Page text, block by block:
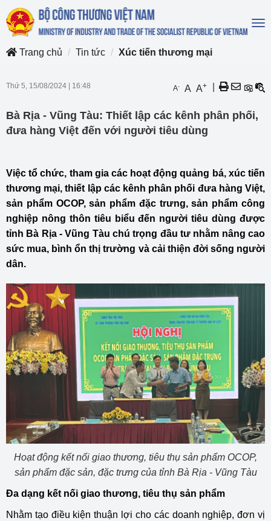
Trang chủ
Tin tức Xúc tiến thương mại
Thứ 5, 15/08/2024 16:48 A- A A+
Bà Rịa - Vũng Tàu: Thiết lập các kênh phân phối,
đưa hàng Việt đến với người tiêu dùng
Việc tổ chức, tham gia các hoạt động quảng bá, xúc tiến
thương mại, thiết lập các kênh phân phối đưa hàng Việt,
sản phẩm OCOP, sản phẩm đặc trưng, sản phẩm công
nghiệp nông thôn tiêu biểu đến người tiêu dùng được
tỉnh Bà Rịa - Vũng Tàu chú trọng đầu tư nhằm nâng cao
sức mua, bình ổn thị trường và cải thiện đời sống người
dân.
Hoạt động kết nối giao thương, tiêu thụ sản phẩm OCOP,
sản phẩm đặc sản, đặc trưng của tỉnh Bà Rịa - Vũng Tàu
Đa dạng kết nối giao thương, tiêu thụ sản phẩm
Nhằm tạo điều kiện thuận lợi cho các doanh nghiệp, đơn vị